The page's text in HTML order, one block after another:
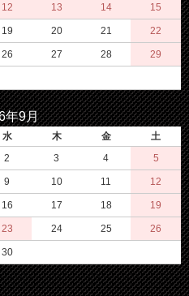
12 13 14 15
19 20 21 22
26 27 28 29
年9月
水 木 金
土
2 3 4 5
9 10 11 12
16 17 18 19
23 24 25 26
30